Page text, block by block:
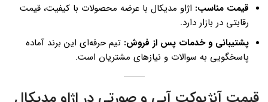
قیمت مناسب: اژاو مدیکال با عرضه محصولات با کیفیت، قیمت
رقابتی در بازار دارد.
پشتیبانی و خدمات پس از فروش: تیم حرفه‌ای این برند آماده
پاسخگویی به سوالات و نیازهای مشتریان است.